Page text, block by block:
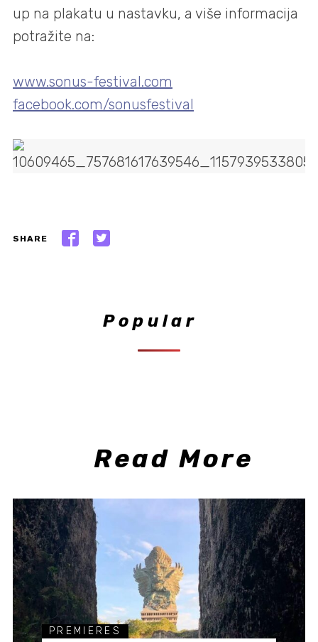
up na plakatu u nastavku, a više informacija
potražite na:
www.sonus-festival.com
facebook.com/sonusfestival
SHARE
Popular
Read More
PREMIERES